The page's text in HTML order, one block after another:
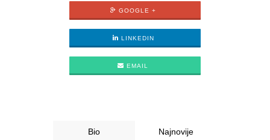
GOOGLE +
LINKEDIN
EMAIL
Bio Najnovije